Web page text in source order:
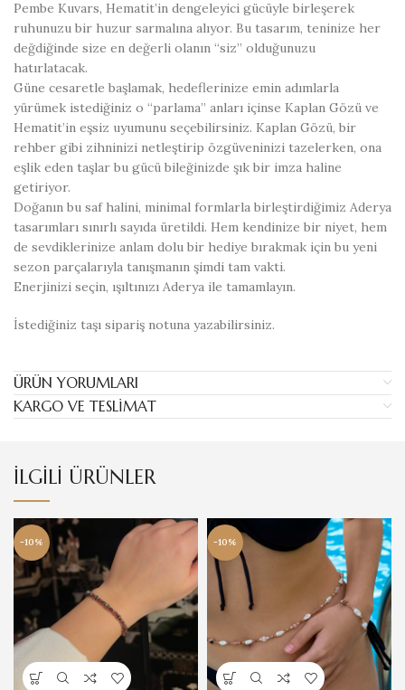
Pembe Kuvars, Hematit’in dengeleyici gücüyle birleşerek
ruhunuzu bir huzur sarmalına alıyor. Bu tasarım, teninize her
değdiğinde size en değerli olanın “siz” olduğunuzu
hatırlatacak.
Güne cesaretle başlamak, hedeflerinize emin adımlarla
yürümek istediğiniz o “parlama” anları içinse Kaplan Gözü ve
Hematit’in eşsiz uyumunu seçebilirsiniz. Kaplan Gözü, bir
rehber gibi zihninizi netleştirip özgüveninizi tazelerken, ona
eşlik eden taşlar bu gücü bileğinizde şık bir imza haline
getiriyor.
Doğanın bu saf halini, minimal formlarla birleştirdiğimiz Aderya
tasarımları sınırlı sayıda üretildi. Hem kendinize bir niyet, hem
de sevdiklerinize anlam dolu bir hediye bırakmak için bu yeni
sezon parçalarıyla tanışmanın şimdi tam vakti.
Enerjinizi seçin, ışıltınızı Aderya ile tamamlayın.
İstediğiniz taşı sipariş notuna yazabilirsiniz.
ÜRÜN YORUMLARI
KARGO VE TESLIMAT
İLGILI ÜRÜNLER
-10% -10%